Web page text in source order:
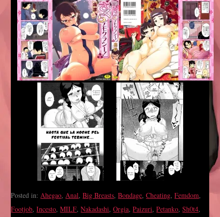
Posted in:Ahegao,Anal,Big Breasts,Bondage,Cheating,Femdom,
Footjob,Incesto,MILF,Nakadashi,Orgia,Paizuri,Petanko,Sh0t4,